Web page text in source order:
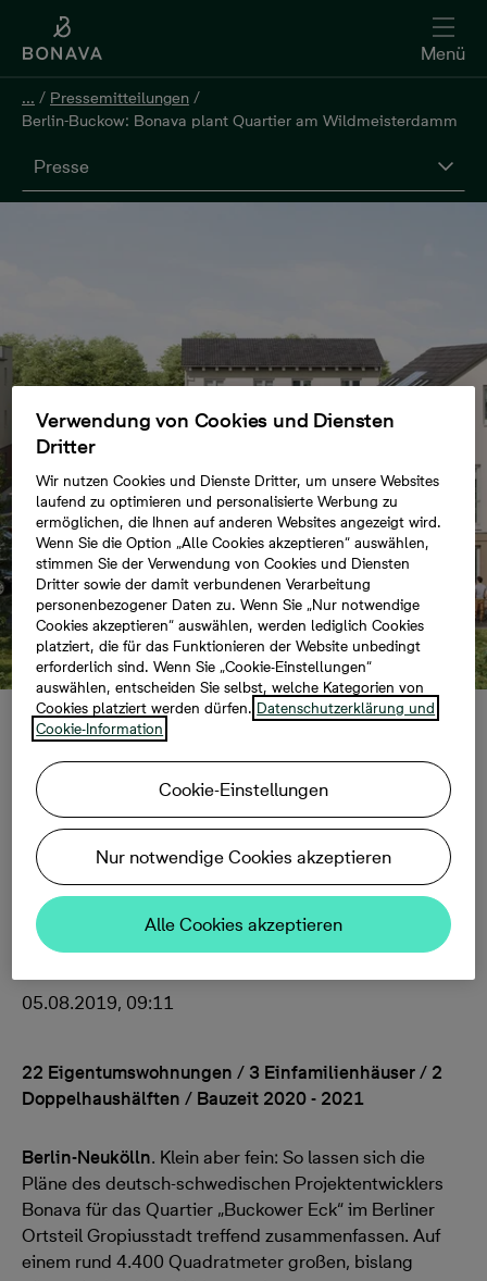
Menü
... / Pressemitteilungen /
Berlin-Buckow: Bonava plant Quartier am Wildmeisterdamm
Presse
Berlin-Buckow:
Bonava plant
Quartier am
Wildmeisterdamm
05.08.2019, 09:11
22 Eigentumswohnungen / 3 Einfamilienhäuser / 2
Doppelhaushälften / Bauzeit 2020 - 2021
Berlin-Neukölln. Klein aber fein: So lassen sich die
Pläne des deutsch-schwedischen Projektentwicklers
Bonava für das Quartier „Buckower Eck“ im Berliner
Ortsteil Gropiusstadt treffend zusammenfassen. Auf
einem rund 4.400 Quadratmeter großen, bislang
Verwendung von Cookies und Diensten
Dritter
Wir nutzen Cookies und Dienste Dritter, um unsere Websites
laufend zu optimieren und personalisierte Werbung zu
ermöglichen, die Ihnen auf anderen Websites angezeigt wird.
Wenn Sie die Option „Alle Cookies akzeptieren“ auswählen,
stimmen Sie der Verwendung von Cookies und Diensten
Dritter sowie der damit verbundenen Verarbeitung
personenbezogener Daten zu. Wenn Sie „Nur notwendige
Cookies akzeptieren“ auswählen, werden lediglich Cookies
platziert, die für das Funktionieren der Website unbedingt
erforderlich sind. Wenn Sie „Cookie-Einstellungen“
auswählen, entscheiden Sie selbst, welche Kategorien von
Cookies platziert werden dürfen. Datenschutzerklärung und
Cookie-Information
Cookie-Einstellungen
Nur notwendige Cookies akzeptieren
Alle Cookies akzeptieren